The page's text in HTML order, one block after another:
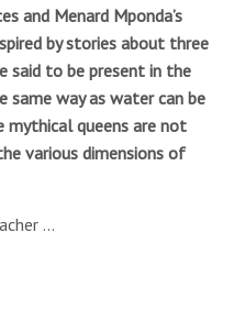
and Menard Mponda’s
by stories about three
said to be present in the
way as water can be
queens are not
various dimensions of
…